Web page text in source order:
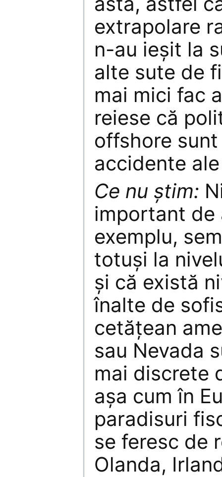
extrapolare
n-au ieșit la
alte sute de
mai mici fac
reiese că
offshore
accidente
Ce nu știm:
important de
exemplu,
totuși la
și că există
înalte de
cetățean
sau Nevada
mai discrete
așa cum în
paradisuri
se feresc de
Olanda,